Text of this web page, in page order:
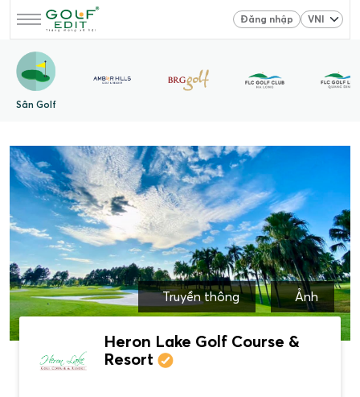
Đăng nhập
Sân Golf
Truyền thông Ảnh
Heron Lake Golf Course &
Resort